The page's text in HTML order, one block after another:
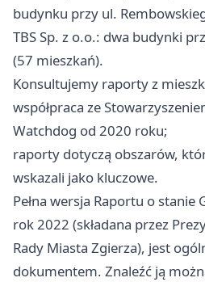
budynku przy ul.
TBS Sp. z o.o.: dwa budynki
(57 mieszkań).
Konsultujemy raporty z
współpraca ze
Watchdog od 2020 roku;
raporty dotyczą obszarów,
wskazali jako kluczowe.
Pełna wersja Raportu o stanie
rok 2022 (składana przez
Rady Miasta Zgierza), jest
dokumentem. Znaleźć ją